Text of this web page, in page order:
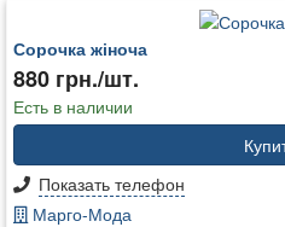
Сорочка жіноча
880 грн./шт.
Есть в наличии
Показать телефон
Марго-Мода